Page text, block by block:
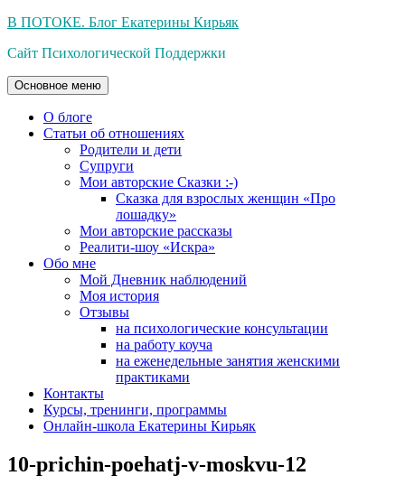
Перейти
содержимому
В ПОТОКЕ. Блог Екатерины Кирьяк
Сайт Психологической Поддержки
Основное меню
О блоге
Статьи об отношениях
Родители и дети
Супруги
Мои авторские Сказки :-)
Сказка для взрослых женщин «Про
лошадку»
Мои авторские рассказы
Реалити-шоу «Искра»
Обо мне
Мой Дневник наблюдений
Моя история
Отзывы
на психологические консультации
на работу коуча
на еженедельные занятия женскими
практиками
Контакты
Курсы, тренинги, программы
Онлайн-школа Екатерины Кирьяк
10-prichin-poehatj-v-moskvu-12